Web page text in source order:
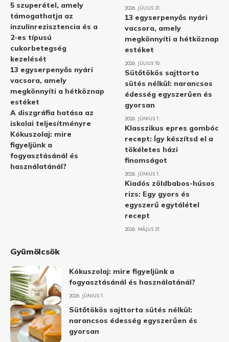
5 szuperétel, amely
támogathatja az
inzulinrezisztencia és a
2-es típusú
cukorbetegség
kezelését
13 egyserpenyős nyári
vacsora, amely
megkönnyíti a hétköznap
estéket
A diszgráfia hatása az
iskolai teljesítményre
Kókuszolaj: mire
figyeljünk a
fogyasztásánál és
használatánál?
2026. JÚLIUS 31.
13 egyserpenyős nyári
vacsora, amely
megkönnyíti a hétköznap
estéket
2026. JÚLIUS 10.
Sütőtökös sajttorta
sütés nélkül: narancsos
édesség egyszerűen és
gyorsan
2026. JÚNIUS 1.
Klasszikus epres gombóc
recept: Így készítsd el a
tökéletes házi
finomságot
2026. JÚNIUS 1.
Kiadós zöldbabos-húsos
rizs: Egy gyors és
egyszerű egytálétel
recept
2026. MÁJUS 31.
Gyümölcsök
Kókuszolaj: mire figyeljünk a
fogyasztásánál és használatánál?
2026. JÚNIUS 1.
Sütőtökös sajttorta sütés nélkül:
narancsos édesség egyszerűen és
gyorsan